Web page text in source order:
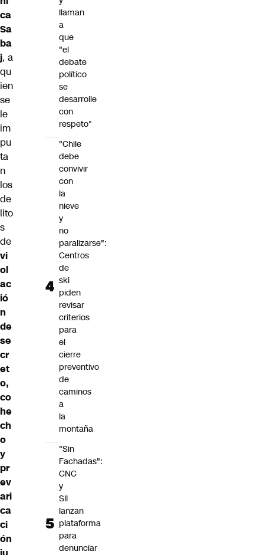
ca
Sa
ba
j, a
qu
ien
se
le
im
pu
ta
n
los
de
lito
s
de
vi
ol
ac
ió
n
de
se
cr
et
o,
co
he
ch
o
y
pr
ev
ari
ca
ci
ón
llaman
a
que
"el
debate
político
se
desarrolle
con
respeto"
"Chile
debe
convivir
con
la
nieve
y
no
paralizarse":
Centros
de
ski
piden
revisar
criterios
para
el
cierre
preventivo
de
caminos
a
la
montaña
"Sin
Fachadas":
CNC
y
SII
lanzan
plataforma
para
denunciar